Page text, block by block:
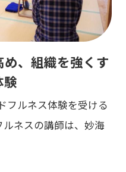
、組織を強くす
験
フルネス体験を受ける
ルネスの講師は、妙海